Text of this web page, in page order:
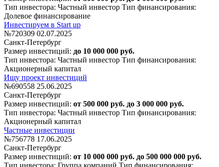
Тип инвестора: Частный инвестор Тип финансирования:
Долевое финансирование
Инвестируем в Start up
№720309 02.07.2025
Санкт-Петербург
Размер инвестиций: до 10 000 000 руб.
Тип инвестора: Частный инвестор Тип финансирования:
Акционерный капитал
Ищу проект инвестиций
№690558 25.06.2025
Санкт-Петербург
Размер инвестиций: от 500 000 руб. до 3 000 000 руб.
Тип инвестора: Частный инвестор Тип финансирования:
Акционерный капитал
Частные инвестиции
№756778 17.06.2025
Санкт-Петербург
Размер инвестиций: от 10 000 000 руб. до 500 000 000 руб.
Тип инвестора: Группа компаний Тип финансирования: